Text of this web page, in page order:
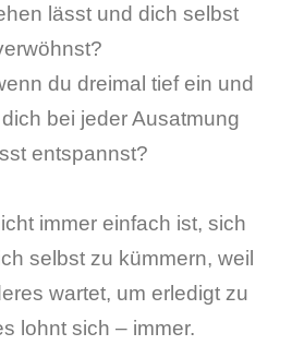
lässt und dich selbst
du dreimal tief ein und
bei jeder Ausatmung
entspannst?
immer einfach ist, sich
selbst zu kümmern, weil
wartet, um erledigt zu
lohnt sich – immer.